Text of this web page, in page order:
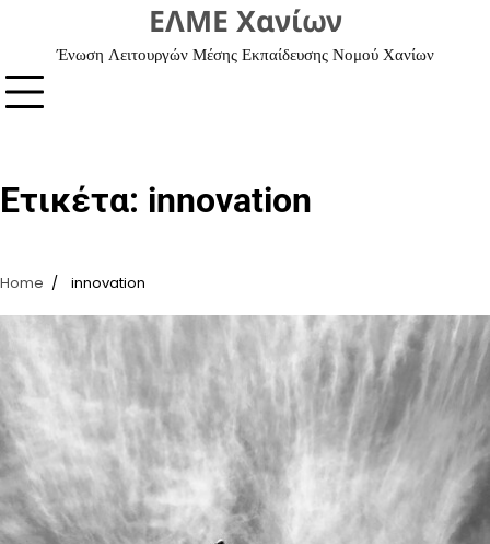
ΕΛΜΕ Χανίων
Ένωση Λειτουργών Μέσης Εκπαίδευσης Νομού Χανίων
Ετικέτα: innovation
Home innovation